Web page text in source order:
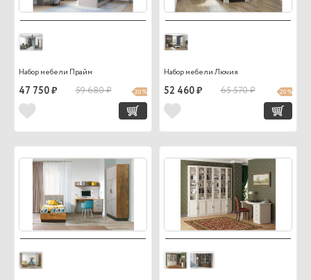
Набор мебели Прайм
47 750 ₽ 59 680 ₽ 20 %
Набор мебели Лючия
52 460 ₽ 65 570 ₽ 20 %